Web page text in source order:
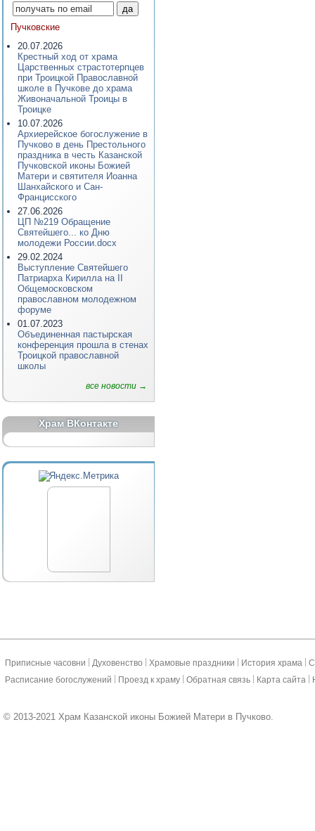
Пучковские
20.07.2026
Крестный ход от храма
Царственных страстотерпцев
при Троицкой Православной
школе в Пучкове до храма
Живоначальной Троицы в
Троицке
10.07.2026
Архиерейское богослужение в
Пучково в день Престольного
праздника в честь Казанской
Пучковской иконы Божией
Матери и святителя Иоанна
Шанхайского и Сан-
Францисского
27.06.2026
ЦП №219 Обращение
Святейшего... ко Дню
молодежи России.docx
29.02.2024
Выступление Святейшего
Патриарха Кирилла на II
Общемосковском
православном молодежном
форуме
01.07.2023
Объединенная пастырская
конференция прошла в стенах
Троицкой православной
школы
все новости →
Храм ВКонтакте
Приписные часовни Духовенство Храмовые праздники История храма
Расписание богослужений
Проезд к храму Обратная связь Карта сайта
© 2013-2021 Храм Казанской иконы Божией Матери в Пучково.